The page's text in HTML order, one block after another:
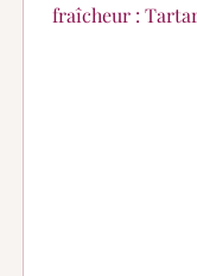
fraîcheur :